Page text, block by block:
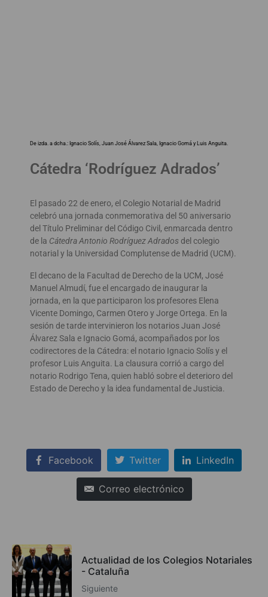
De izda. a dcha.: Ignacio Solís, Juan José Álvarez Sala, Ignacio Gomá y Luis Anguita.
Cátedra ‘Rodríguez Adrados’
El pasado 22 de enero, el Colegio Notarial de Madrid
celebró una jornada conmemorativa del 50 aniversario
del Título Preliminar del Código Civil, enmarcada dentro
de la Cátedra Antonio Rodríguez Adrados del colegio
notarial y la Universidad Complutense de Madrid (UCM).
El decano de la Facultad de Derecho de la UCM, José
Manuel Almudí, fue el encargado de inaugurar la
jornada, en la que participaron los profesores Elena
Vicente Domingo, Carmen Otero y Jorge Ortega. En la
sesión de tarde intervinieron los notarios Juan José
Álvarez Sala e Ignacio Gomá, acompañados por los
codirectores de la Cátedra: el notario Ignacio Solís y el
profesor Luis Anguita. La clausura corrió a cargo del
notario Rodrigo Tena, quien habló sobre el deterioro del
Estado de Derecho y la idea fundamental de Justicia.
Facebook Twitter LinkedIn
Correo electrónico
Actualidad de los Colegios Notariales
- Cataluña
Siguiente